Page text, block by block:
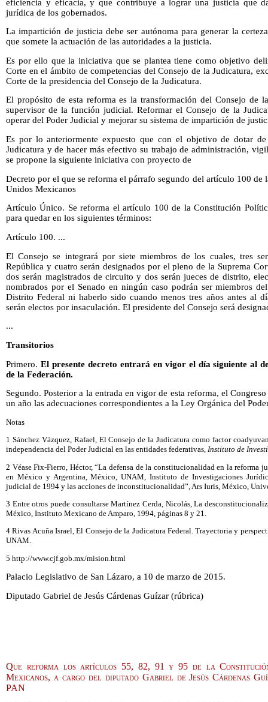
eficiencia y eficacia, y que contribuye a lograr una justicia que
jurídica de los gobernados.
La impartición de justicia debe ser autónoma para generar la
que somete la actuación de las autoridades a la justicia.
Es por ello que la iniciativa que se plantea tiene como objetivo
Corte en el ámbito de competencias del Consejo de la Judicatura,
Corte de la presidencia del Consejo de la Judicatura.
El propósito de esta reforma es la transformación del Consejo de
supervisor de la función judicial. Reformar el Consejo de la
operar del Poder Judicial y mejorar su sistema de impartición de
Es por lo anteriormente expuesto que con el objetivo de dotar
Judicatura y de hacer más efectivo su trabajo de administración,
se propone la siguiente iniciativa con proyecto de
Decreto por el que se reforma el párrafo segundo del artículo 100 de
Unidos Mexicanos
Artículo Único. Se reforma el artículo 100 de la Constitución
para quedar en los siguientes términos:
Artículo 100. ...
El Consejo se integrará por siete miembros de los cuales, tres
República y cuatro serán designados por el pleno de la Suprema
dos serán magistrados de circuito y dos serán jueces de distrito,
nombrados por el Senado en ningún caso podrán ser miembros
Distrito Federal ni haberlo sido cuando menos tres años antes al
serán electos por insaculación. El presidente del Consejo será
...
Transitorios
Primero. El presente decreto entrará en vigor el día siguiente al
de la Federación.
Segundo. Posterior a la entrada en vigor de esta reforma, el
un año las adecuaciones correspondientes a la Ley Orgánica del
Notas
1 Sánchez Vázquez, Rafael, El Consejo de la Judicatura como factor
independencia del Poder Judicial en las entidades federativas, Instituto de
2 Véase Fix-Fierro, Héctor, “La defensa de la constitucionalidad en la reforma
en México y Argentina, México, UNAM, Instituto de Investigaciones
judicial de 1994 y las acciones de inconstitucionalidad”, Ars Iuris, México,
3 Entre otros puede consultarse Martínez Cerda, Nicolás, La
México, Instituto Mexicano de Amparo, 1994, páginas 8 y 21.
4 Rivas Acuña Israel, El Consejo de la Judicatura Federal. Trayectoria y
UNAM.
5 http://www.cjf.gob.mx/mision.html
Palacio Legislativo de San Lázaro, a 10 de marzo de 2015.
Diputado Gabriel de Jesús Cárdenas Guízar (rúbrica)
Que reforma los artículos 55, 82, 91 y 95 de la
Mexicanos, a cargo del diputado Gabriel de Jesús Cárdenas
PAN